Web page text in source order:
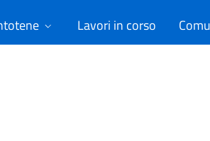
Lavori in corso